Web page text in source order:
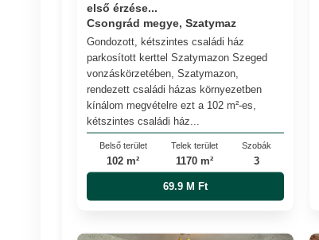
első érzése...
Csongrád megye, Szatymaz
Gondozott, kétszintes családi ház
parkosított kerttel Szatymazon Szeged
vonzáskörzetében, Szatymazon,
rendezett családi házas környezetben
kínálom megvételre ezt a 102 m²-es,
kétszintes családi ház...
Belső terület
102 m²
Telek terület
1170 m²
Szobák
3
69.9 M Ft